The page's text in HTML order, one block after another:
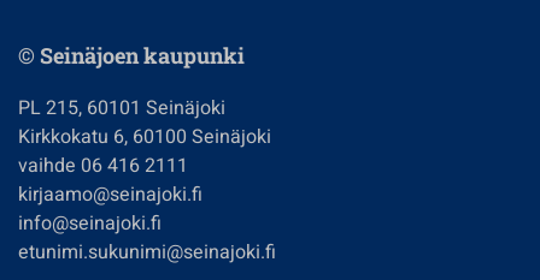
© Seinäjoen kaupunki
PL 215, 60101 Seinäjoki
Kirkkokatu 6, 60100 Seinäjoki
vaihde 06 416 2111
kirjaamo@seinajoki.fi
info@seinajoki.fi
etunimi.sukunimi@seinajoki.fi